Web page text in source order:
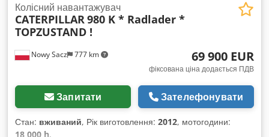
Nowy Sacz 777 km
Колісний навантажувач
CATERPILLAR980 K * Radlader *
TOPZUSTAND !
69 900 EUR
фіксована ціна додається ПДВ
Запитати Зателефонувати
Стан: вживаний, Рік виготовлення: 2012, мотогодини:
18 000 h,